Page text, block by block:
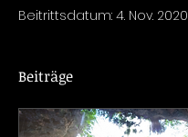
Beitrittsdatum: 4. Nov. 2020
Beiträge